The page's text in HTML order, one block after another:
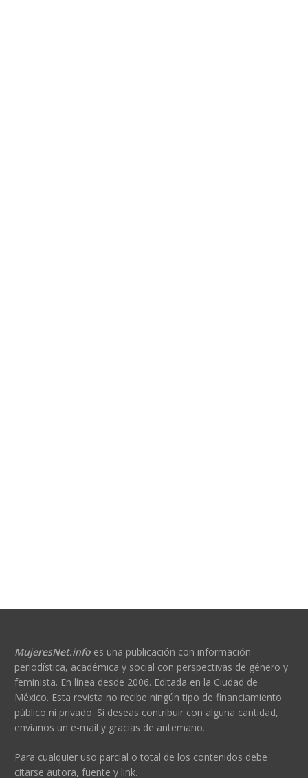
MujeresNet.infoes una publicación con información
periodística, académica y social con perspectivas de género y
feminista. En línea desde 2006. Editada en la Ciudad de
México. Esta revista no recibe ningún tipo de financiamiento
público ni privado. Si deseas contribuir con alguna cantidad,
envíanos un e-mail y gracias de antemano.
Para cualquier uso parcial o total de los contenidos debe
citarse autora, fuente y link.